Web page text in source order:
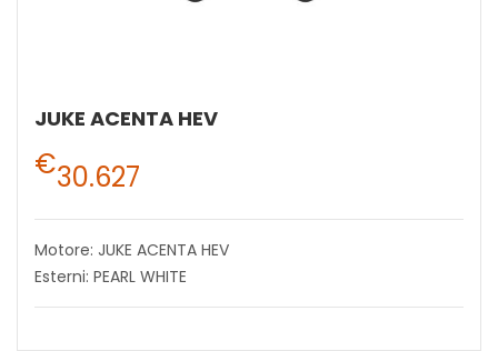
JUKE ACENTA HEV
€30.627
Motore: JUKE ACENTA HEV
Esterni: PEARL WHITE